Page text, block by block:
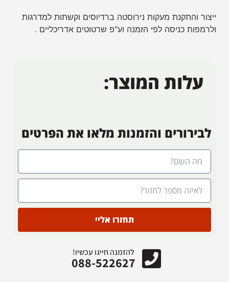
ייצור והתקנת מעקות נירוסטה ברדיוסים וקשתות למדרגות
ולרמפות כניסה לפי הזמנה וע"פ שרטוטים אדריכליים .
עלות המוצר:
לבירורים והזמנות מלאו את הפרטים
תחזרו אליי
להזמנה חייגו עכשיו!
088-522627